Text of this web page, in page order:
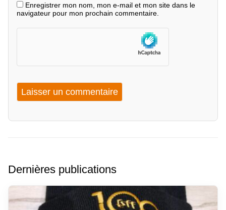
Enregistrer mon nom, mon e-mail et mon site dans le
navigateur pour mon prochain commentaire.
Dernières publications